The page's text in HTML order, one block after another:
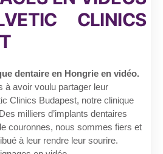
CLINICS
dentaire en Hongrie en vidéo.
à avoir voulu partager leur
Clinics Budapest, notre clinique
milliers d’implants dentaires
couronnes, nous sommes fiers et
à leur rendre leur sourire.